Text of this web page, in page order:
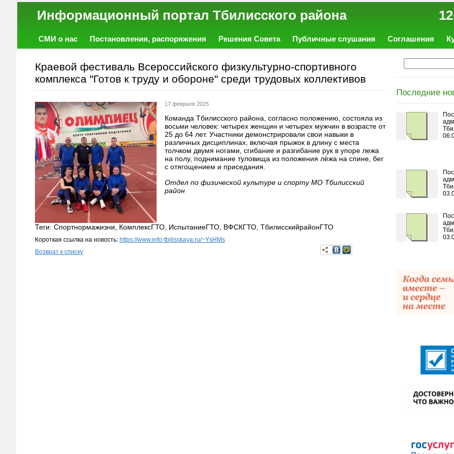
Информационный портал Тбилисского района
СМИ о нас Постановления, распоряжения Решения Совета Публичные слушания Соглашения
Краевой фестиваль Всероссийского физкультурно-спортивного
комплекса "Готов к труду и обороне" среди трудовых коллективов
17 февраля 2025
Команда Тбилисского района, согласно положению, состояла из
восьми человек: четырех женщин и четырех мужчин в возрасте от
25 до 64 лет. Участники демонстрировали свои навыки в
различных дисциплинах, включая прыжок в длину с места
толчком двумя ногами, сгибание и разгибание рук в упоре лежа
на полу, поднимание туловища из положения лёжа на спине, бег
с отягощением и приседания.
Отдел по физической культуре и спорту МО Тбилисский
район
Теги: Спортнормажизни, КомплексГТО, ИспытаниеГТО, ВФСКГТО, ТбилисскийрайонГТО
Короткая ссылка на новость: https://www.info-tbilisskaya.ru/~YsHMs
Возврат к списку
Последние